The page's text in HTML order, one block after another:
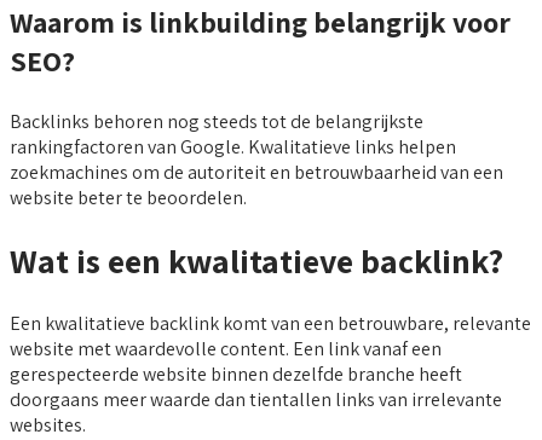
Waarom is linkbuilding belangrijk voor
SEO?
Backlinks behoren nog steeds tot de belangrijkste
rankingfactoren van Google. Kwalitatieve links helpen
zoekmachines om de autoriteit en betrouwbaarheid van een
website beter te beoordelen.
Wat is een kwalitatieve backlink?
Een kwalitatieve backlink komt van een betrouwbare, relevante
website met waardevolle content. Een link vanaf een
gerespecteerde website binnen dezelfde branche heeft
doorgaans meer waarde dan tientallen links van irrelevante
websites.